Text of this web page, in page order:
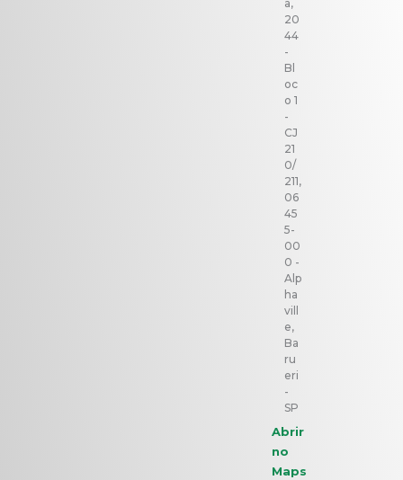
a,
20
44
-
Bl
oc
o 1
-
CJ
21
0/
211,
06
45
5-
00
0 -
Alp
ha
vill
e,
Ba
ru
eri
-
SP
Abrir
no
Maps